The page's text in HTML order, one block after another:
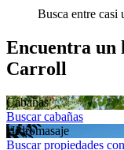
Busca entre casi
Encuentra un
Carroll
Cabañas
Buscar cabañas
Hidromasaje
Buscar propiedades